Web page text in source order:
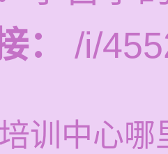
：
/i/
训中心哪